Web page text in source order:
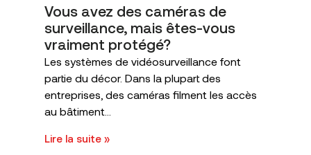
Vous avez des caméras de
surveillance, mais êtes-vous
vraiment protégé?
Les systèmes de vidéosurveillance font
partie du décor. Dans la plupart des
entreprises, des caméras filment les accès
au bâtiment...
Lire la suite »